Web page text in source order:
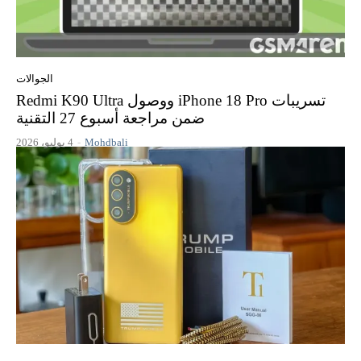
الجوالات
تسريبات iPhone 18 Pro ووصول Redmi K90 Ultra
ضمن مراجعة أسبوع 27 التقنية
Mohdbali
- 4 يوليو، 2026